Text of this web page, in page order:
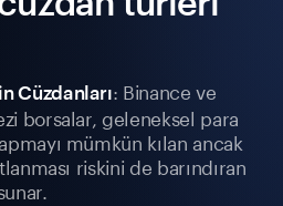
Cüzdanları: Binance ve
borsalar, geleneksel para
mümkün kılan ancak
riskini de barındıran